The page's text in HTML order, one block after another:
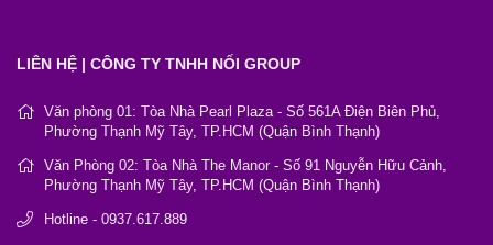
LIÊN HỆ | CÔNG TY TNHH NỐI GROUP
Văn phòng 01: Tòa Nhà Pearl Plaza - Số 561A Điện Biên Phủ,
Phường Thạnh Mỹ Tây, TP.HCM (Quận Bình Thạnh)
Văn Phòng 02: Tòa Nhà The Manor - Số 91 Nguyễn Hữu Cảnh,
Phường Thạnh Mỹ Tây, TP.HCM (Quận Bình Thạnh)
Hotline - 0937.617.889